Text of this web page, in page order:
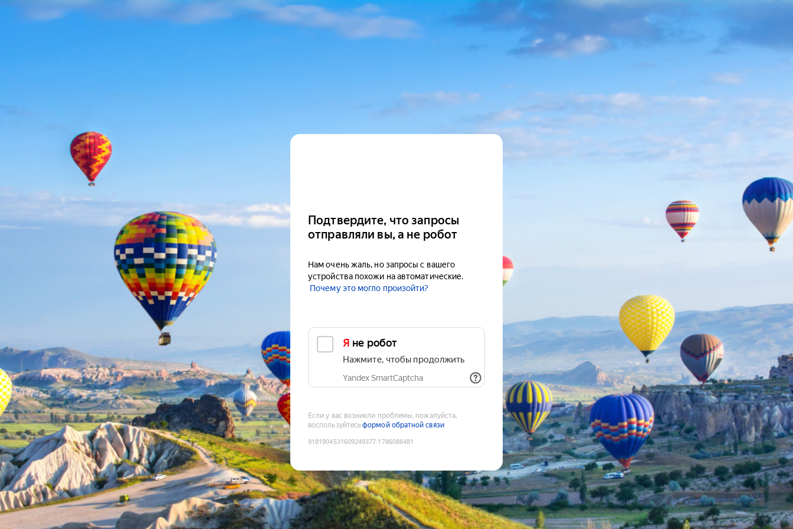
Подтвердите, что запросы
отправляли вы, а не робот
Нам очень жаль, но запросы с вашего
устройства похожи на автоматические.
Почему это могло произойти?
Я не робот
Нажмите, чтобы продолжить
Yandex SmartCaptcha
Если у вас возникли проблемы, пожалуйста,
воспользуйтесьформой обратной связи
9181904531609249377:1786088481